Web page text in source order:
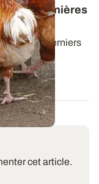
les dernières
des derniers
cet article.